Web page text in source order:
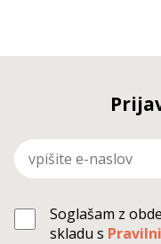
Soglašam z
skladu s